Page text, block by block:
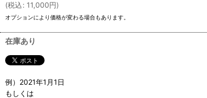
(税込: 11,000円)
オプションにより価格が変わる場合もあります。
在庫あり
例）2021年1月1日
もしくは